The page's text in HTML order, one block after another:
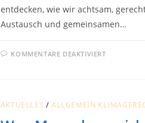
entdecken, wie wir achtsam,
Austausch und gemeinsamen…
KOMMENTARE DEAKTIVIERTFÜR
AKTUELLES /ALLGEMEIN